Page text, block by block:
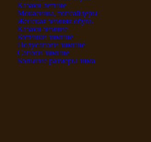
Казаки летние
Мокасины, топсайдеры
Женская зимняя обувь
Казаки зимние
Ботинки зимние
Полусапоги зимние
Сапоги зимние
Большие размеры зима